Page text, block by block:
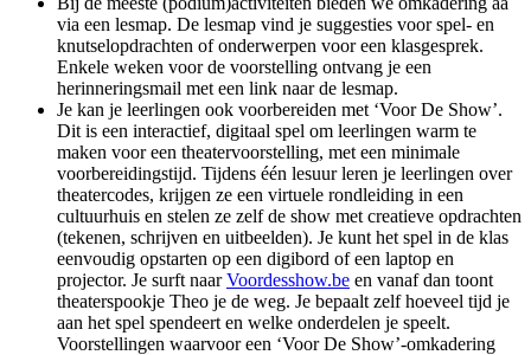
via een lesmap. De lesmap vind je suggesties voor spel- en
knutselopdrachten of onderwerpen voor een klasgesprek.
Enkele weken voor de voorstelling ontvang je een
herinneringsmail met een link naar de lesmap.
Je kan je leerlingen ook voorbereiden met ‘Voor De Show’.
Dit is een interactief, digitaal spel om leerlingen warm te
maken voor een theatervoorstelling, met een minimale
voorbereidingstijd. Tijdens één lesuur leren je leerlingen over
theatercodes, krijgen ze een virtuele rondleiding in een
cultuurhuis en stelen ze zelf de show met creatieve opdrachten
(tekenen, schrijven en uitbeelden). Je kunt het spel in de klas
eenvoudig opstarten op een digibord of een laptop en
projector. Je surft naarVoordesshow.be en vanaf dan toont
theaterspookje Theo je de weg. Je bepaalt zelf hoeveel tijd je
aan het spel spendeert en welke onderdelen je speelt.
Voorstellingen waarvoor een ‘Voor De Show’-omkadering